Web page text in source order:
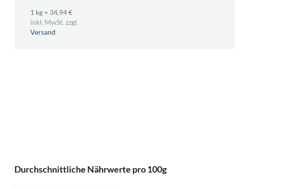
1 kg = 34,94 €
inkl. MwSt. zzgl.
Versand
Durchschnittliche Nährwerte pro 100g